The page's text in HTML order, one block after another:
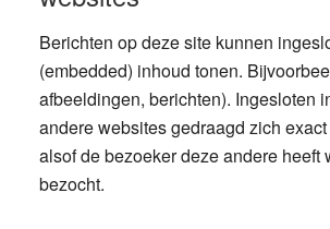
Berichten op deze site kunnen
(embedded) inhoud tonen.
afbeeldingen, berichten). Ingesloten
andere websites gedraagd zich
alsof de bezoeker deze andere heeft
bezocht.